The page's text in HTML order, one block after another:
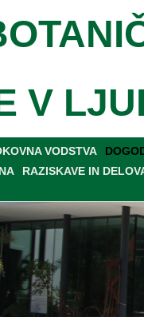
V
VODSTVA
RAZISKAVE IN